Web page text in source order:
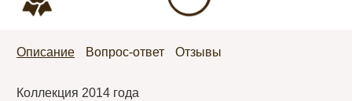
Описание Вопрос-ответ Отзывы
Коллекция 2014 года